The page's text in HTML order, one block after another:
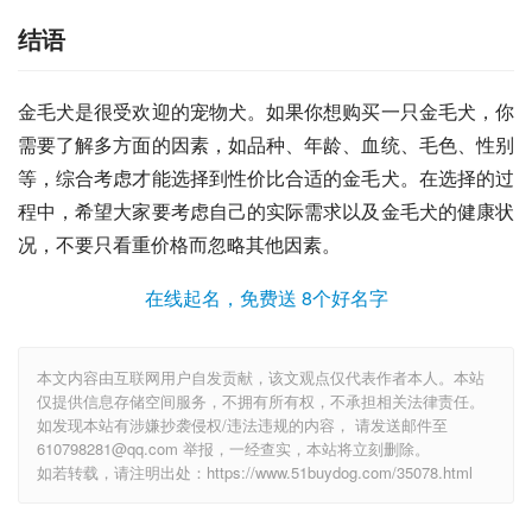
结语
金毛犬是很受欢迎的宠物犬。如果你想购买一只金毛犬，你
需要了解多方面的因素，如品种、年龄、血统、毛色、性别
等，综合考虑才能选择到性价比合适的金毛犬。在选择的过
程中，希望大家要考虑自己的实际需求以及金毛犬的健康状
况，不要只看重价格而忽略其他因素。
在线起名，免费送 8个好名字
本文内容由互联网用户自发贡献，该文观点仅代表作者本人。本站
仅提供信息存储空间服务，不拥有所有权，不承担相关法律责任。
如发现本站有涉嫌抄袭侵权/违法违规的内容， 请发送邮件至
610798281@qq.com 举报，一经查实，本站将立刻删除。
如若转载，请注明出处：https://www.51buydog.com/35078.html